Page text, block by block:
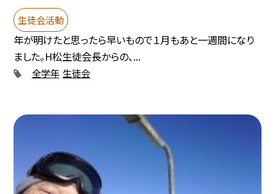
生徒会活動
年が明けたと思ったら早いもので１月もあと一週間になり
ました。H松生徒会長からの、...
全学年 生徒会